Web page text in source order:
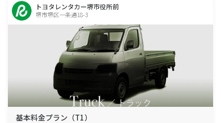
トヨタレンタカー堺市役所前
堺市堺区一条通18-3
基本料金プラン（T1）